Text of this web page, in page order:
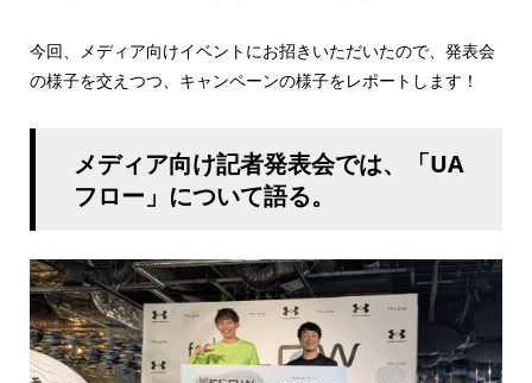
今回、メディア向けイベントにお招きいただいたので、発表会
の様子を交えつつ、キャンペーンの様子をレポートします！
メディア向け記者発表会では、「UA
フロー」について語る。